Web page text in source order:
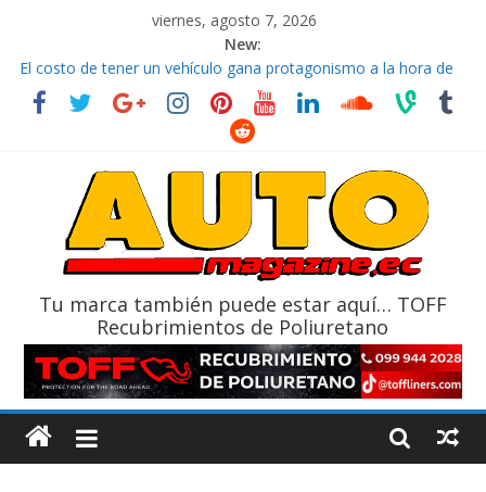
viernes, agosto 7, 2026
New:
El costo de tener un vehículo gana protagonismo a la hora de
decidir
Ultima película ‘Spider‑Man: Brand New Day’ pone en escena a
La Vuelta al Ecuador 2026, edición 47ª, recorre 7 provincias en 8
La FEDAK recibe 12 Sinotruk Bolden para cubrir las rutas de La
Tu marca también puede estar aquí… TOFF
Recubrimientos de Poliuretano